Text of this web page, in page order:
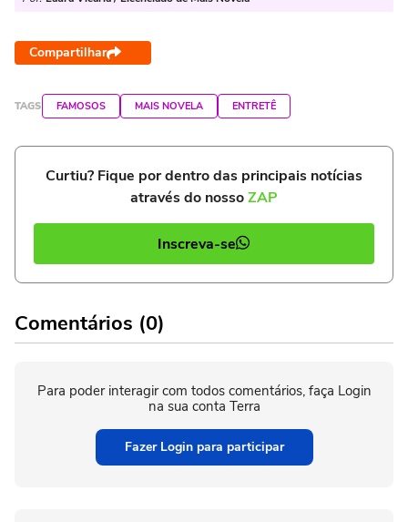
Compartilhar
TAGS FAMOSOS MAIS NOVELA ENTRETÊ
Curtiu? Fique por dentro das principais notícias
através do nossoZAP
Inscreva-se
Comentários (0)
Para poder interagir com todos comentários, faça Login
na sua conta Terra
Fazer Login para participar